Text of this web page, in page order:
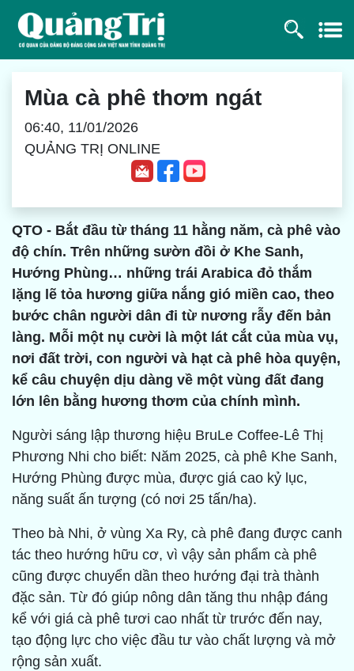
Mùa cà phê thơm ngát
06:40, 11/01/2026
QUẢNG TRỊ ONLINE
QTO - Bắt đầu từ tháng 11 hằng năm, cà phê vào
độ chín. Trên những sườn đồi ở Khe Sanh,
Hướng Phùng… những trái Arabica đỏ thắm
lặng lẽ tỏa hương giữa nắng gió miền cao, theo
bước chân người dân đi từ nương rẫy đến bản
làng. Mỗi một nụ cười là một lát cắt của mùa vụ,
nơi đất trời, con người và hạt cà phê hòa quyện,
kể câu chuyện dịu dàng về một vùng đất đang
lớn lên bằng hương thơm của chính mình.
Người sáng lập thương hiệu BruLe Coffee-Lê Thị
Phương Nhi cho biết: Năm 2025, cà phê Khe Sanh,
Hướng Phùng được mùa, được giá cao kỷ lục,
năng suất ấn tượng (có nơi 25 tấn/ha).
Theo bà Nhi, ở vùng Xa Ry, cà phê đang được canh
tác theo hướng hữu cơ, vì vậy sản phẩm cà phê
cũng được chuyển dần theo hướng đại trà thành
đặc sản. Từ đó giúp nông dân tăng thu nhập đáng
kể với giá cà phê tươi cao nhất từ trước đến nay,
tạo động lực cho việc đầu tư vào chất lượng và mở
rộng sản xuất.